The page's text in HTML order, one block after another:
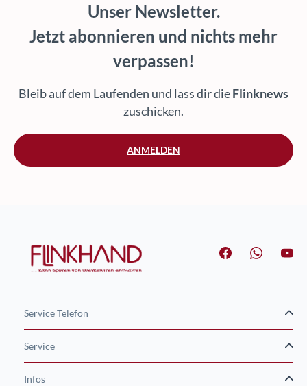
Unser Newsletter.
Jetzt abonnieren und nichts mehr
verpassen!
Bleib auf dem Laufenden und lass dir dieFlinknews
zuschicken.
ANMELDEN
Service Telefon
Service
Infos